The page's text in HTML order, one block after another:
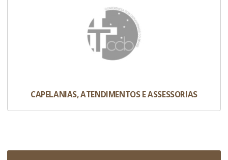
CAPELANIAS, ATENDIMENTOS E ASSESSORIAS